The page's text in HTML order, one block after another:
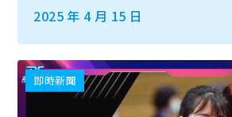
2025 年 4 月 15 日
即時新聞